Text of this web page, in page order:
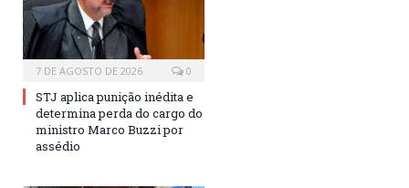
7 DE AGOSTO DE 2026 0
STJ aplica punição inédita e
determina perda do cargo do
ministro Marco Buzzi por
assédio